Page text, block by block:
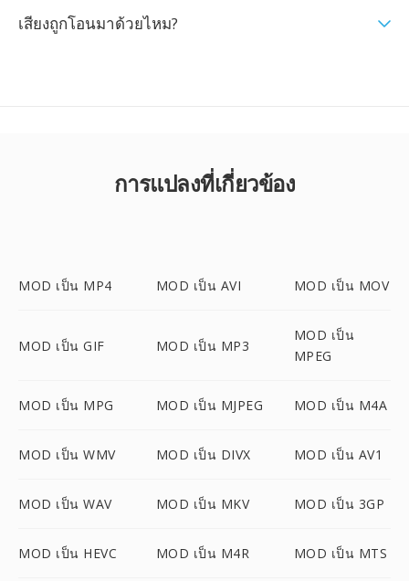
เสียงถูกโอนมาด้วยไหม?
การแปลงที่เกี่ยวข้อง
MOD เป็น MP4 MOD เป็น AVI MOD เป็น MOV
MOD เป็น GIF MOD เป็น MP3
MOD เป็น
MPEG
MOD เป็น MPG MOD เป็น MJPEG MOD เป็น M4A
MOD เป็น WMV MOD เป็น DIVX MOD เป็น AV1
MOD เป็น WAV MOD เป็น MKV MOD เป็น 3GP
MOD เป็น HEVC MOD เป็น M4R MOD เป็น MTS